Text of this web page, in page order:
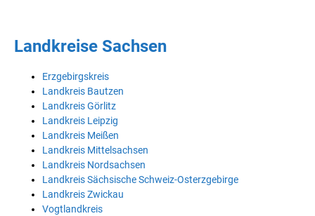
Landkreise Sachsen
Erzgebirgskreis
Landkreis Bautzen
Landkreis Görlitz
Landkreis Leipzig
Landkreis Meißen
Landkreis Mittelsachsen
Landkreis Nordsachsen
Landkreis Sächsische Schweiz-Osterzgebirge
Landkreis Zwickau
Vogtlandkreis